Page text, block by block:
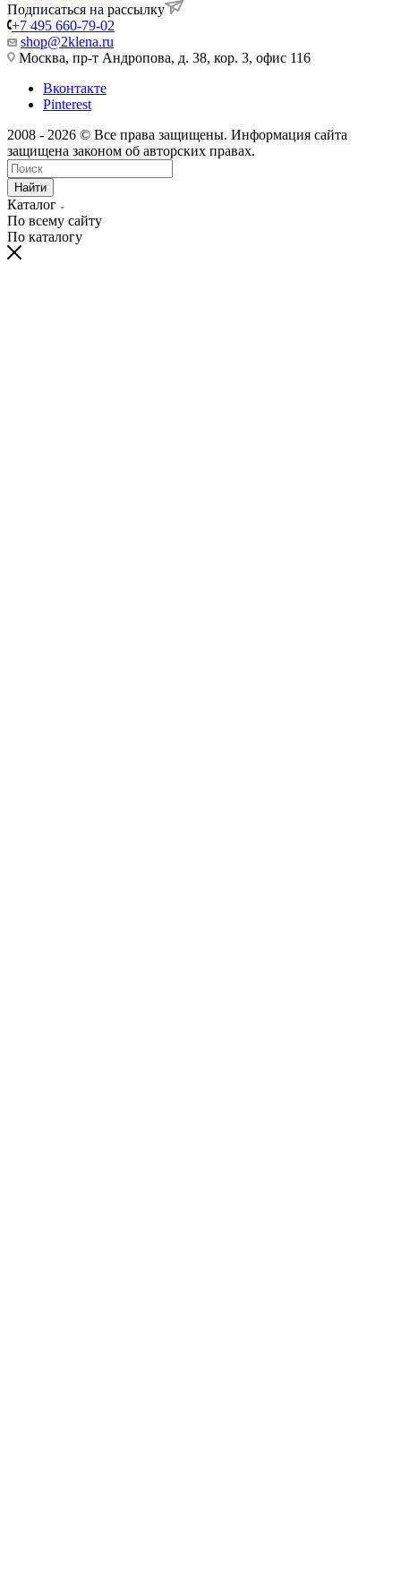
Подписаться на рассылку
+7 495 660-79-02
shop@2klena.ru
Москва, пр-т Андропова, д. 38, кор. 3, офис 116
Вконтакте
Pinterest
2008 - 2026 © Все права защищены. Информация сайта
защищена законом об авторских правах.
Найти
Каталог
По всему сайту
По каталогу